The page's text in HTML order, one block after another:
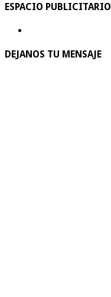
ESPACIO PUBLICITARIO
DEJANOS TU MENSAJE